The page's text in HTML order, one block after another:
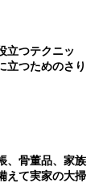
立つテクニッ
立つためのさり
、骨董品、家族
えて実家の大掃